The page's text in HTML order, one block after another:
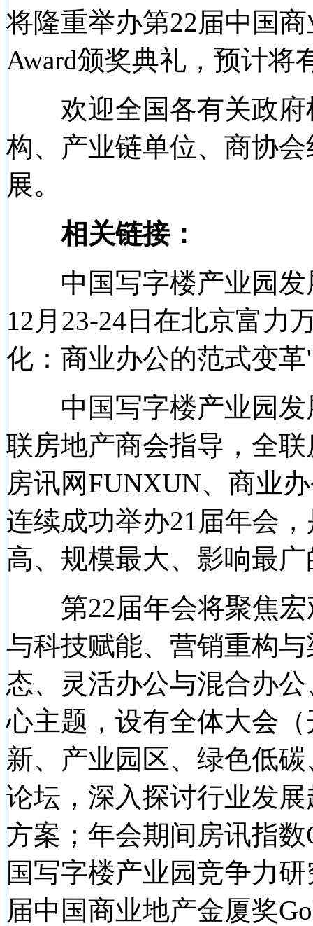
将隆重举办第22届中国
Award颁奖典礼，预计将
欢迎全国各有关政府
构、产业链单位、商协
展。
相关链接：
中国写字楼产业园发
12月23-24日在北京富力
化：商业办公的范式变
中国写字楼产业园发
联房地产商会指导，全
房讯网FUNXUN、商业
连续成功举办21届年会
高、规模最大、影响最
第22届年会将聚焦宏
与科技赋能、营销重构
态、灵活办公与混合办
心主题，设有全体大会
新、产业园区、绿色低
论坛，深入探讨行业发
方案；年会期间房讯指
国写字楼产业园竞争力
届中国商业地产金厦奖